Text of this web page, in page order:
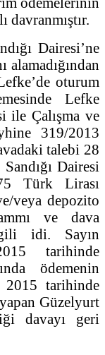
davranmıştır.
Dairesi’ne
alamadığından
oturum
Lefke
ile Çalışma ve
319/2013
talebi 28
Dairesi
Türk Lirası
veya depozito
ve dava
idi. Sayın
tarihinde
ödemenin
2015 tarihinde
Güzelyurt
davayı geri